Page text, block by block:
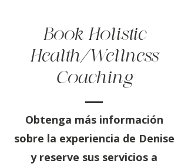
Book Holistic
Health/Wellness
Coaching
Obtenga más información
sobre la experiencia de Denise
y reserve sus servicios a